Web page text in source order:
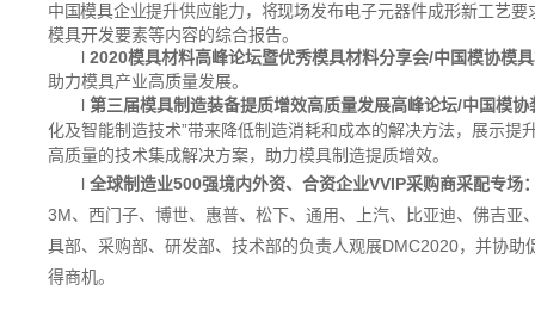
中国模具企业提升供应能力，将现场发布电子元器件成形新工艺
模具开发要素等内容的综合报告。
l2020模具材料高峰论坛暨优秀模具材料分享会/中国模协模
助力模具产业高质量发展。
l第三届模具制造装备提质增效高质量发展高峰论坛/中国模协
化及智能制造技术”带来降低制造消耗和成本的解决方法，展示提
高质量的技术集成解决方案，助力模具制造提质增效。
l全球制造业500强境内外资、合资企业VVIP采购商采配专场
3M、西门子、博世、惠普、松下、通用、上汽、比亚迪、佛吉亚
具部、采购部、研发部、技术部的负责人观展DMC2020，并协助
得商机。